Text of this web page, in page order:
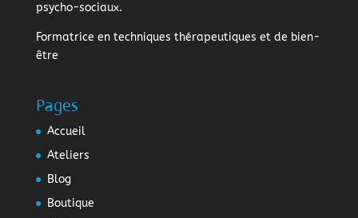
psycho-sociaux.
Formatrice en techniques thérapeutiques et de bien-
être
Pages
Accueil
Ateliers
Blog
Boutique